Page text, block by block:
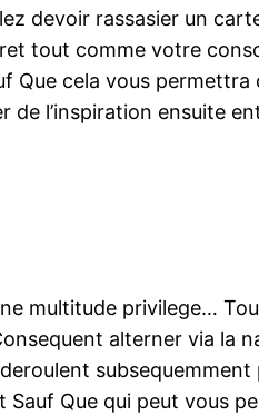
devoir rassasier un
tout comme votre
cela vous
l’inspiration ensuite
multitude privilege…
alterner via la
Sauf Que qui peut